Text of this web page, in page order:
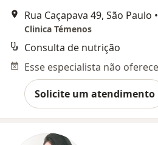
Rua Caçapava 49, São Paulo •
Clinica Témenos
Consulta de nutrição
Solicite um atendimento